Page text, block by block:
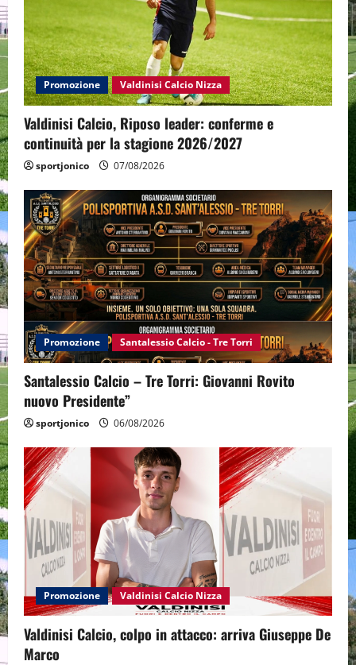
Promozione Valdinisi Calcio Nizza
Valdinisi Calcio, Riposo leader: conferme e
continuità per la stagione 2026/2027
sportjonico 07/08/2026
Promozione Santalessio Calcio - Tre Torri
Santalessio Calcio – Tre Torri: Giovanni Rovito
nuovo Presidente”
sportjonico 06/08/2026
Promozione Valdinisi Calcio Nizza
Valdinisi Calcio, colpo in attacco: arriva Giuseppe De
Marco